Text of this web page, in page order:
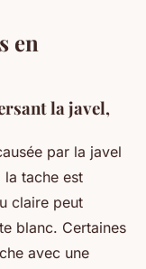
en
la javel,
par la javel
tache est
claire peut
blanc. Certaines
avec une